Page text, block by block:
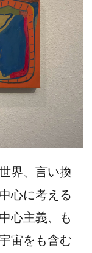
界、言い換
心に考える
心主義、も
宙をも含む